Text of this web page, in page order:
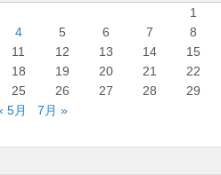
1
4
5 6 7 8
11
12 13 14 15
18
19 20 21 22
25
26 27 28 29
5月
7月 »